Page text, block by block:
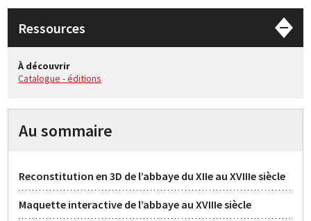
Ressources
À découvrir
Catalogue - éditions
Au sommaire
Reconstitution en 3D de l’abbaye du XIIe au XVIIIe siècle
Maquette interactive de l’abbaye au XVIIIe siècle